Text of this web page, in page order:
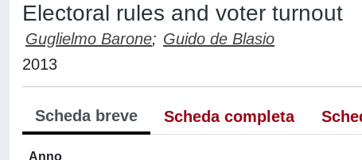
Electoral rules and voter turnout
Guglielmo Barone; Guido de Blasio
2013
Scheda breve Scheda completa
Anno